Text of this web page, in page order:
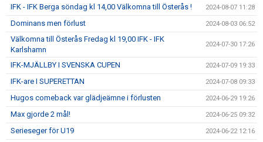
IFK - IFK Berga söndag kl 14,00 Välkomna till Österås ! 2024-08-07 11:28
Dominans men förlust 2024-08-03 06:52
Välkomna till Österås Fredag kl 19,00 IFK - IFK
Karlshamn
2024-07-30 17:26
IFK-MJÄLLBY I SVENSKA CUPEN 2024-07-09 19:33
IFK-are I SUPERETTAN 2024-07-08 09:33
Hugos comeback var glädjeämne i förlusten 2024-06-29 19:26
Max gjorde 2 mål! 2024-06-25 09:32
Serieseger för U19 2024-06-22 12:16